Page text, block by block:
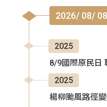
2026/ 08/ 08
2025
8/9國際原民日
2025
楊柳颱風路徑